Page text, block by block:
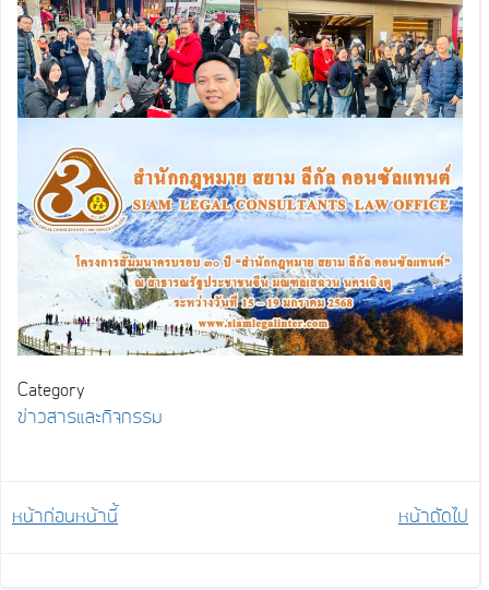
Category
ข่าวสารและกิจกรรม
Post
หน้าก่อนหน้านี้ หน้าถัดไป